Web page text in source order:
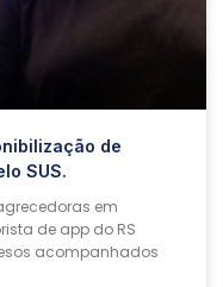
de
SUS.
em
de app do RS
acompanhados